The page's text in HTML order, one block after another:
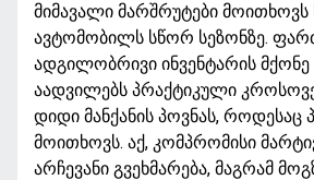
მიმავალი მარშრუტები
ავტომობილს სწორ სეზონზე.
ადგილობრივი ინვენტარის
აადვილებს პრაქტიკული
დიდი მანქანის პოვნას, როდესაც
მოითხოვს. აქ, კომპრომისი
არჩევანი გვეხმარება, მაგრამ